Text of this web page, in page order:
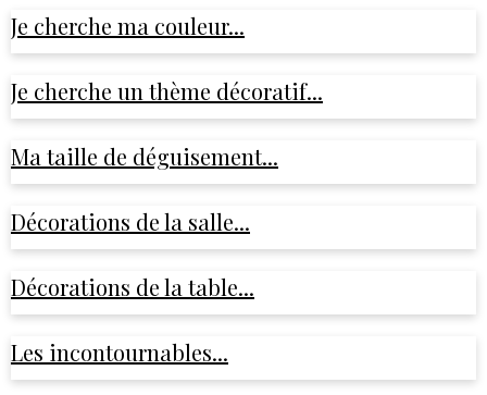
Je cherche ma couleur...
Je cherche un thème décoratif...
Ma taille de déguisement...
Décorations de la salle...
Décorations de la table...
Les incontournables...